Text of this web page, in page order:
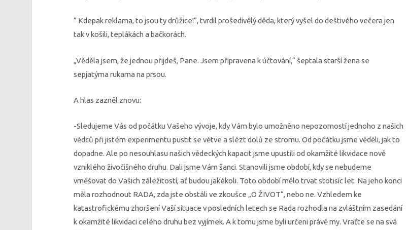
“ Kdepak reklama, to jsou ty drůžice!“, tvrdil prošedivělý děda, který vyšel do deštivého večera jen
tak v košili, teplákách a bačkorách.
„Věděla jsem, že jednou přijdeš, Pane. Jsem připravena k účtování,“ šeptala starší žena se
sepjatýma rukama na prsou.
A hlas zazněl znovu:
-Sledujeme Vás od počátku Vašeho vývoje, kdy Vám bylo umožněno nepozorností jednoho z našich
vědců při jistém experimentu pustit se větve a slézt dolů ze stromu. Od počátku jsme věděli, jak to
dopadne. Ale po nesouhlasu našich vědeckých kapacit jsme upustili od okamžité likvidace nově
vzniklého živočišného druhu. Dali jsme Vám šanci. Stanovili jsme období, kdy se nebudeme
vměšovat do Vašich záležitostí, ať budou jakékoli. Toto období mělo trvat stotisíc let. Na jeho konci
měla rozhodnout RADA, zda jste obstáli ve zkoušce „O ŽIVOT“, nebo ne. Vzhledem ke
katastrofickému zhoršení Vaší situace v posledních letech se Rada rozhodla na zvláštním zasedání
k okamžité likvidaci celého druhu bez vyjímek. A k tomu jsme byli určeni právě my. Vraťte se na svá